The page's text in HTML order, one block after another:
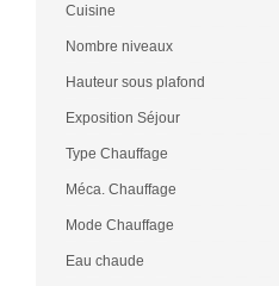
Cuisine
Nombre niveaux
Hauteur sous plafond
Exposition Séjour
Type Chauffage
Méca. Chauffage
Mode Chauffage
Eau chaude